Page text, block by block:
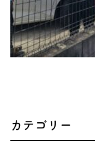
カテゴリー